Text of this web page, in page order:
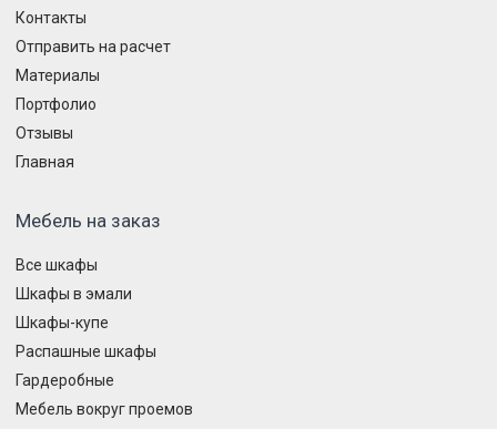
Контакты
Отправить на расчет
Материалы
Портфолио
Отзывы
Главная
Мебель на заказ
Все шкафы
Шкафы в эмали
Шкафы-купе
Распашные шкафы
Гардеробные
Мебель вокруг проемов